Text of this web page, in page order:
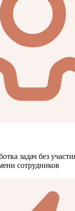
задач без
сотрудников